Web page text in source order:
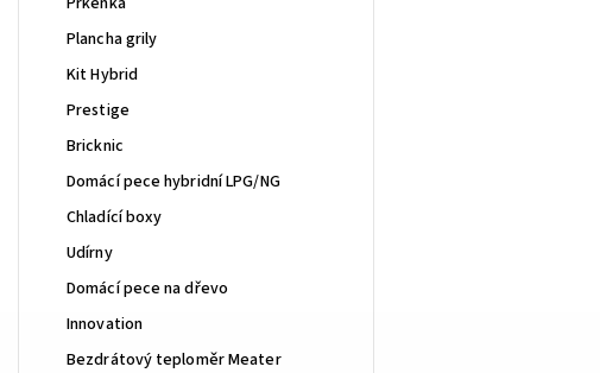
Plancha grily
Kit Hybrid
Prestige
Bricknic
Domácí pece hybridní LPG/NG
Chladící boxy
Udírny
Domácí pece na dřevo
Innovation
Bezdrátový teploměr Meater